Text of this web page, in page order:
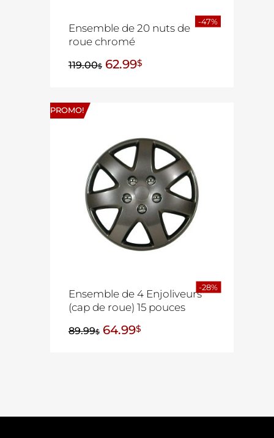
Ensemble de 20 nuts de
roue chromé
119.00$ 62.99$
-47%
PROMO!
Ensemble de 4 Enjoliveurs
(cap de roue) 15 pouces
89.99$ 64.99$
-28%